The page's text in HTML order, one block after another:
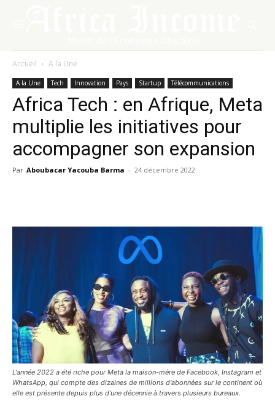
Accueil A la Une
A la Une Tech Innovation Pays Startup Télécommunications
Africa Tech : en Afrique, Meta
multiplie les initiatives pour
accompagner son expansion
Par Aboubacar Yacouba Barma - 24 décembre 2022
L'année 2022 a été riche pour Meta la maison-mère de Facebook, Instagram et
WhatsApp, qui compte des dizaines de millions d'abonnées sur le continent où
elle est présente depuis plus d'une décennie à travers plusieurs bureaux.